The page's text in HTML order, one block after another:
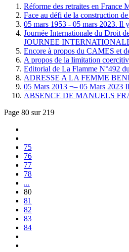
Réforme des retraites en France
Face au défi de la construction
05 mars 1953 - 05 mars 2023.
Journée Internationale du
JOURNEE
Encore à propos du CAMES
A propos de la limitation
Editorial de La Flamme N°492
ADRESSE A LA FEMME
05 Mars 2013 ¬– 05 Mars 2023
ABSENCE DE MANUELS
Page 80 sur 219
75
76
77
78
...
80
81
82
83
84